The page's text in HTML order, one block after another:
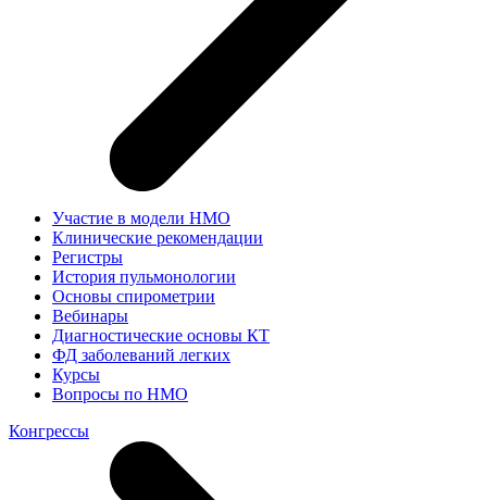
Участие в модели НМО
Клинические рекомендации
Регистры
История пульмонологии
Основы спирометрии
Вебинары
Диагностические основы КТ
ФД заболеваний легких
Курсы
Вопросы по НМО
Конгрессы